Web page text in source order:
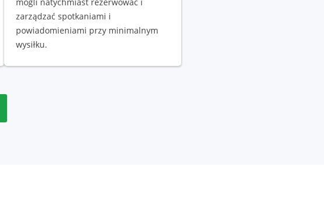
zarządzać spotkaniami i
powiadomieniami przy minimalnym
wysiłku.